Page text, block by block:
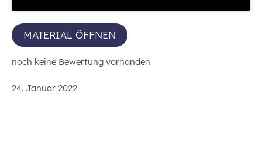
MATERIAL ÖFFNEN
noch keine Bewertung vorhanden
24. Januar 2022